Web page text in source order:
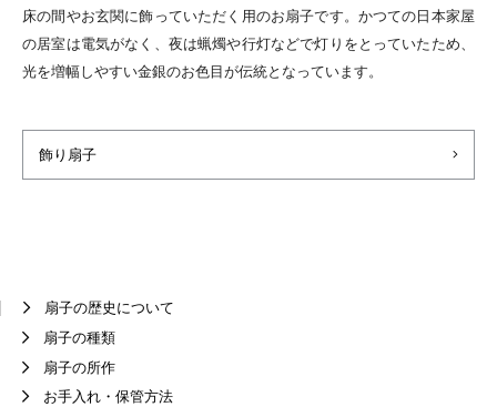
床の間やお玄関に飾っていただく用のお扇子です。かつての日本家屋
の居室は電気がなく、夜は蝋燭や行灯などで灯りをとっていたため、
光を増幅しやすい金銀のお色目が伝統となっています。
飾り扇子
扇子の歴史について
扇子の種類
扇子の所作
お手入れ・保管方法